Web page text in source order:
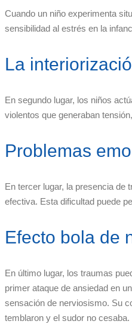
Cuando un niño experimenta
sensibilidad al estrés en la
La
En segundo lugar, los niños
violentos que generaban
Problemas
En tercer lugar, la presencia de
efectiva. Esta dificultad puede
Efecto bola de
En último lugar, los traumas
primer ataque de ansiedad en
sensación de nerviosismo. Su
temblaron y el sudor no